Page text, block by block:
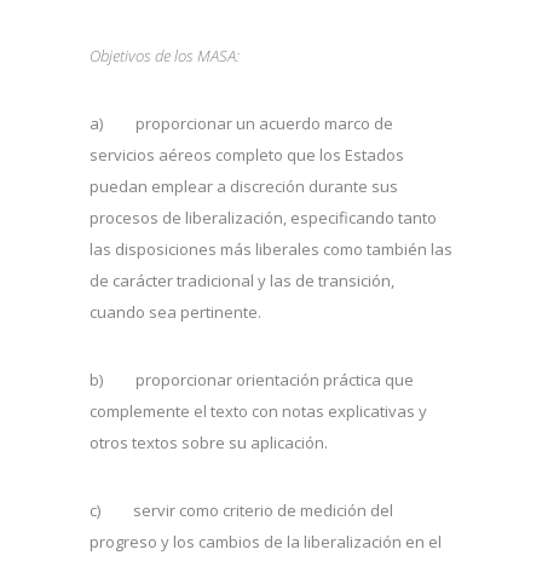
Objetivos de los MASA:
a) proporcionar un acuerdo marco de
servicios aéreos completo que los Estados
puedan emplear a discreción durante sus
procesos de liberalización, especificando tanto
las disposiciones más liberales como también las
de carácter tradicional y las de transición,
cuando sea pertinente.
b) proporcionar orientación práctica que
complemente el texto con notas explicativas y
otros textos sobre su aplicación.
c) servir como criterio de medición del
progreso y los cambios de la liberalización en el